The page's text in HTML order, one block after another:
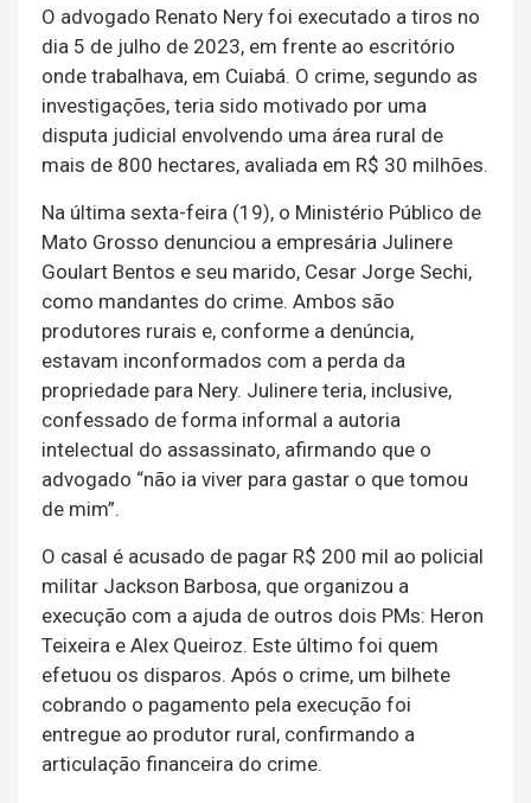
O advogado Renato Nery foi executado a tiros no
dia 5 de julho de 2023, em frente ao escritório
onde trabalhava, em Cuiabá. O crime, segundo as
investigações, teria sido motivado por uma
disputa judicial envolvendo uma área rural de
mais de 800 hectares, avaliada em R$ 30 milhões.
Na última sexta-feira (19), o Ministério Público de
Mato Grosso denunciou a empresária Julinere
Goulart Bentos e seu marido, Cesar Jorge Sechi,
como mandantes do crime. Ambos são
produtores rurais e, conforme a denúncia,
estavam inconformados com a perda da
propriedade para Nery. Julinere teria, inclusive,
confessado de forma informal a autoria
intelectual do assassinato, afirmando que o
advogado “não ia viver para gastar o que tomou
de mim”.
O casal é acusado de pagar R$ 200 mil ao policial
militar Jackson Barbosa, que organizou a
execução com a ajuda de outros dois PMs: Heron
Teixeira e Alex Queiroz. Este último foi quem
efetuou os disparos. Após o crime, um bilhete
cobrando o pagamento pela execução foi
entregue ao produtor rural, confirmando a
articulação financeira do crime.